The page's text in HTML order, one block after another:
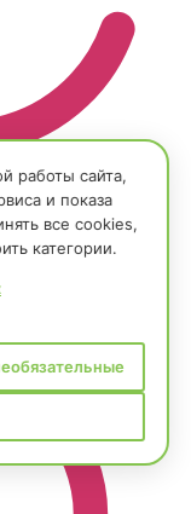
ERP-системы
работы сайта,
и показа
все cookies,
категории.